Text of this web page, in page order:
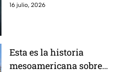
sagrados de esta civilización
16 julio, 2026
Esta es la historia
mesoamericana sobre